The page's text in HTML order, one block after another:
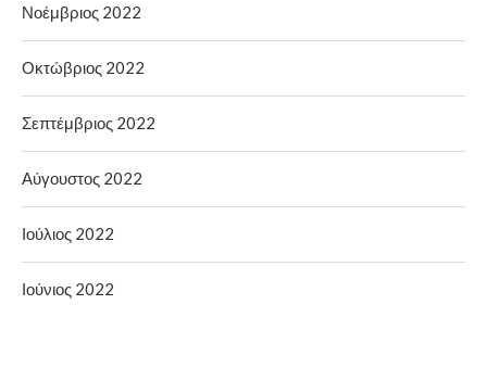
Νοέμβριος 2022
Οκτώβριος 2022
Σεπτέμβριος 2022
Αύγουστος 2022
Ιούλιος 2022
Ιούνιος 2022